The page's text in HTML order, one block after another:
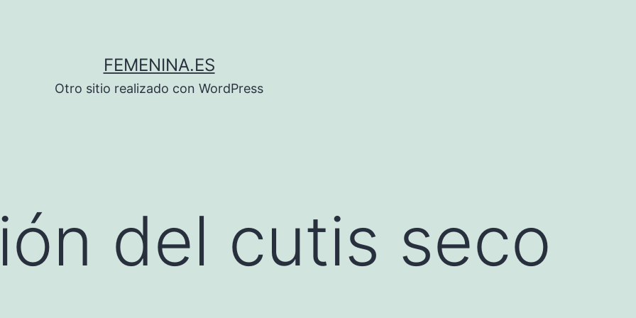
FEMENINA.ES
Otro sitio realizado con WordPress
del cutis seco